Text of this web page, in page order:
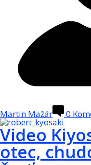
Martin Mažár 0
Video
otec,